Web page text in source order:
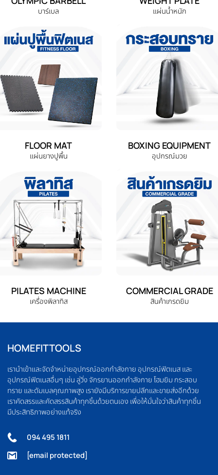
บาร์เบล แผ่นน้ำหนัก
FLOOR MAT
แผ่นยางปูพื้น
BOXING EQUIPMENT
อุปกรณ์มวย
PILATES MACHINE
เครื่องพิลาทิส
COMMERCIAL GRADE
สินค้าเกรดยิม
HOMEFITTOOLS
เรานำเข้าและจัดจำหน่ายอุปกรณ์ออกกำลังกาย อุปกรณ์ฟิตเนส และ
อุปกรณ์ฟิตเนสอื่นๆ เช่น ลู่วิ่ง จักรยานออกกำลังกาย โฮมยิม กระสอบ
ทราย และดัมเบลคุณภาพสูง เรายังมีบริการขายปลีกและขายส่งอีกด้วย
เราคัดสรรและคัดสรรสินค้าทุกชิ้นด้วยตนเอง เพื่อให้มั่นใจว่าสินค้าทุกชิ้น
มีประสิทธิภาพอย่างแท้จริง
094 495 1811
[email protected]